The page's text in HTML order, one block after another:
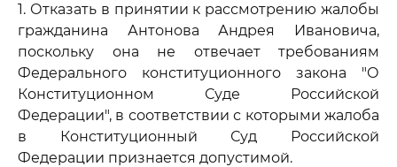
1. Отказать в принятии к рассмотрению жалобы
гражданина Антонова Андрея Ивановича,
поскольку она не отвечает требованиям
Федерального конституционного закона "О
Конституционном Суде Российской
Федерации", в соответствии с которыми жалоба
в Конституционный Суд Российской
Федерации признается допустимой.